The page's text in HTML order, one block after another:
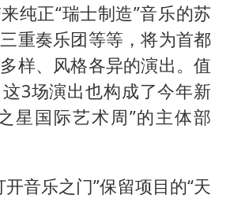
纯正“瑞士制造”音乐的苏
重奏乐团等等，将为首都
样、风格各异的演出。值
3场演出也构成了今年新
星国际艺术周”的主体部
音乐之门”保留项目的“天